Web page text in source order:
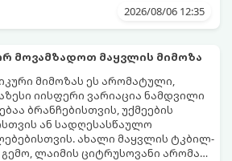
ერთად ან ტახინის (სესამის)
რომ გამოიყენება
ფორმა იდეალურად შეინარჩუნოს
დაიშალოს.
დრო: 20 წუთი (დამატებით
ჩალბობის დრო: 12-24 საათი)
დრო: 10–15 წუთი ულუფა: 20–24 ცალი
(4–6 პორცია)
2026/08/06 12:35
მოვამზადოთ მაყვლის მიმოზა
მიმოზას ეს არომატული,
იისფერი ვარიაცია ნამდვილი
ბრანჩებისთვის, უქმეების
ან სადღესასწაულო
ახალი მაყვლის ტკბილ-
გემო, ლაიმის ციტრუსოვანი არომატი